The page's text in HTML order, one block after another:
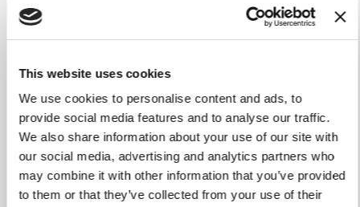
This website uses cookies
We use cookies to personalise content and ads, to
provide social media features and to analyse our traffic.
We also share information about your use of our site with
our social media, advertising and analytics partners who
may combine it with other information that you’ve provided
to them or that they’ve collected from your use of their
(rund)
(eckig)
Einzelheiten
zahnradgetriebe, rote
Kunststoffgriffe, Plexiglas-
Bedienerschutz, frontaler
Schmieröl-Nachfüllbehälter,
Superglide®-Profil der
Anschlagplatte mit Doppelwelle,
abnehmbarer Produkthalter aus